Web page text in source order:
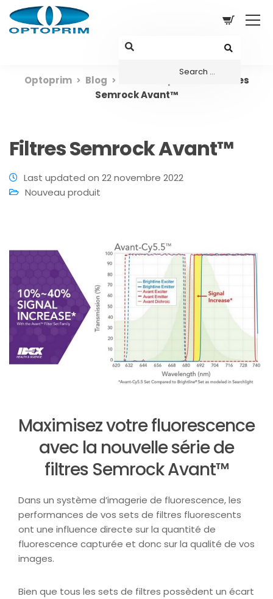
Optoprim Blog
Filtres
Semrock Avant™
Filtres Semrock Avant™
Last updated on 22 novembre 2022
Nouveau produit
Maximisez votre fluorescence
avec la nouvelle série de
filtres Semrock Avant™
Dans un système d’imagerie de fluorescence, les
performances de vos sets de filtres fluorescents
ont une influence directe sur la quantité de
fluorescence capturée et donc sur la qualité de vos
images.
Bien que tous les sets de filtres possèdent un écart